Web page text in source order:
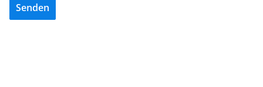
Senden